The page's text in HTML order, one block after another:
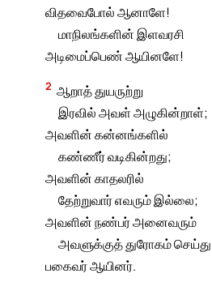
விதவைபோல் ஆனாளே!
மாநிலங்களின் இளவரசி
அடிமைப்பெண் ஆயினளே!
2 ஆறாத் துயருற்று
இரவில் அவள் அழுகின்றாள்;
அவளின் கன்னங்களில்
கண்ணீர் வடிகின்றது;
அவளின் காதலரில்
தேற்றுவார் எவரும் இல்லை;
அவளின் நண்பர் அனைவரும்
அவளுக்குத் துரோகம் செய்து
பகைவர் ஆயினர்.